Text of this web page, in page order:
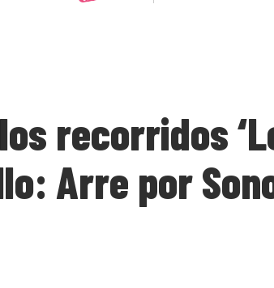
recorridos
Arre por